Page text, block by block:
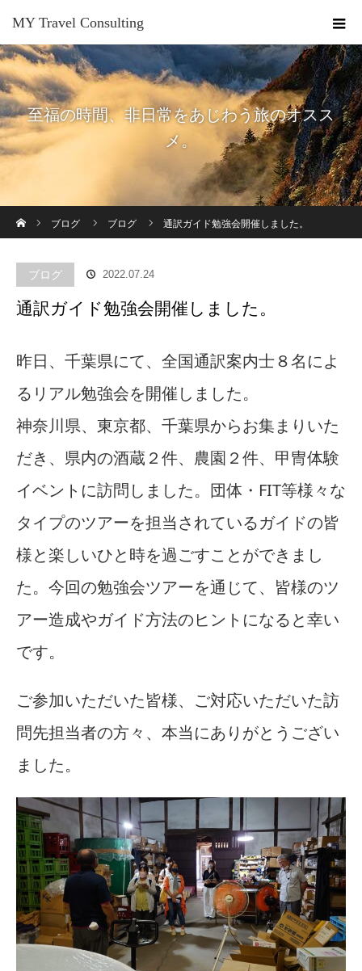
MY Travel Consulting
至福の時間、非日常をあじわう旅のオスス
メ。
ブログ
ブログ 通訳ガイド勉強会開催しました。
ブログ 2022.07.24
通訳ガイド勉強会開催しました。
昨日、千葉県にて、全国通訳案内士８名によ
るリアル勉強会を開催しました。
神奈川県、東京都、千葉県からお集まりいた
だき、県内の酒蔵２件、農園２件、甲冑体験
イベントに訪問しました。団体・FIT等様々な
タイプのツアーを担当されているガイドの皆
様と楽しいひと時を過ごすことができまし
た。今回の勉強会ツアーを通じて、皆様のツ
アー造成やガイド方法のヒントになると幸い
です。
ご参加いただいた皆様、ご対応いただいた訪
問先担当者の方々、本当にありがとうござい
ました。